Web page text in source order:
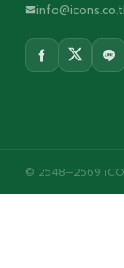
© 2548–2569